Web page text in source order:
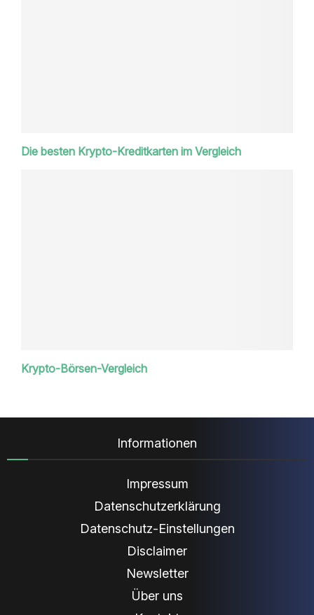
Die besten Krypto-Kreditkarten im Vergleich
Krypto-Börsen-Vergleich
Informationen
Impressum
Datenschutzerklärung
Datenschutz-Einstellungen
Disclaimer
Newsletter
Über uns